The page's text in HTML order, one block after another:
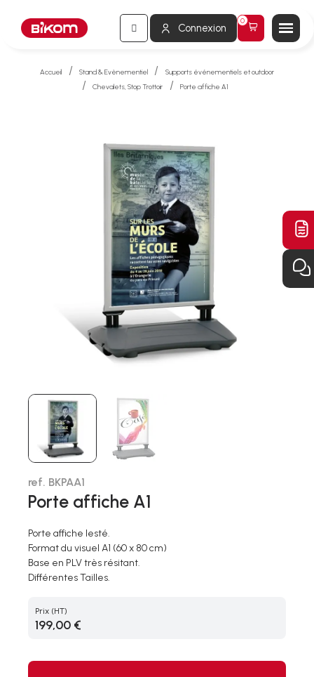
Connexion
Accueil Stand & Evènementiel
Supports événementiels et outdoor
Chevalets, Stop Trottoir
Porte affiche A1
ref. BKPAA1
Porte affiche A1
Porte affiche lesté.
Format du visuel A1 (60 x 80 cm)
Base en PLV très résitant.
Différentes Tailles.
Prix (HT)
199,00 €